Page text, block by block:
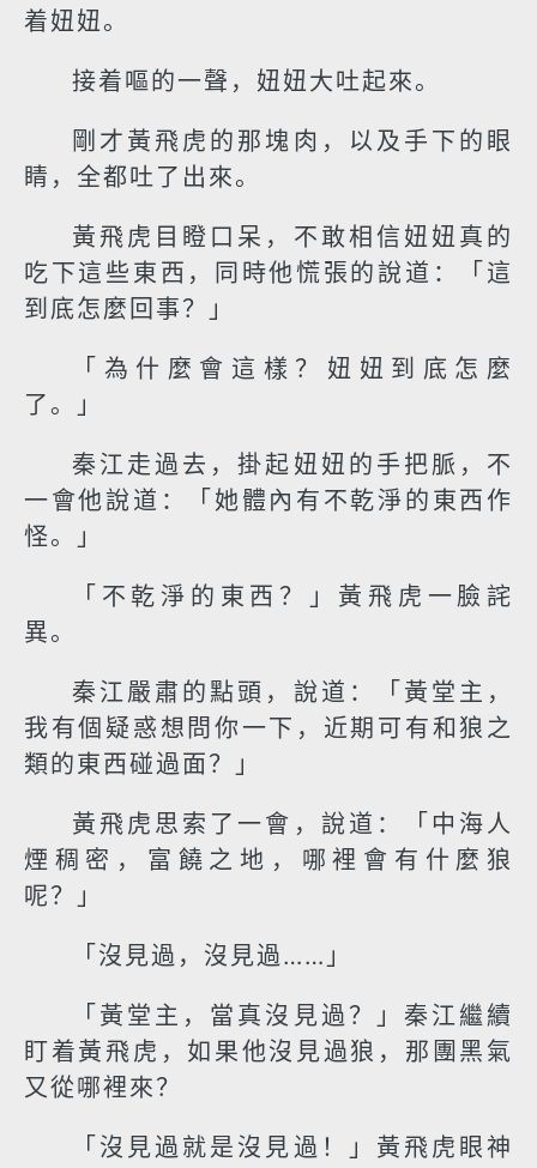
着妞妞。
接着嘔的一聲，妞妞大吐起來。
剛才黃飛虎的那塊肉，以及手下的眼
睛，全都吐了出來。
黃飛虎目瞪口呆，不敢相信妞妞真的
吃下這些東西，同時他慌張的說道：「這
到底怎麼回事？」
「為什麼會這樣？妞妞到底怎麼
了。」
秦江走過去，掛起妞妞的手把脈，不
一會他說道：「她體內有不乾淨的東西作
怪。」
「不乾淨的東西？」黃飛虎一臉詫
異。
秦江嚴肅的點頭，說道：「黃堂主，
我有個疑惑想問你一下，近期可有和狼之
類的東西碰過面？」
黃飛虎思索了一會，說道：「中海人
煙稠密，富饒之地，哪裡會有什麼狼
呢？」
「沒見過，沒見過……」
「黃堂主，當真沒見過？」秦江繼續
盯着黃飛虎，如果他沒見過狼，那團黑氣
又從哪裡來？
「沒見過就是沒見過！」黃飛虎眼神